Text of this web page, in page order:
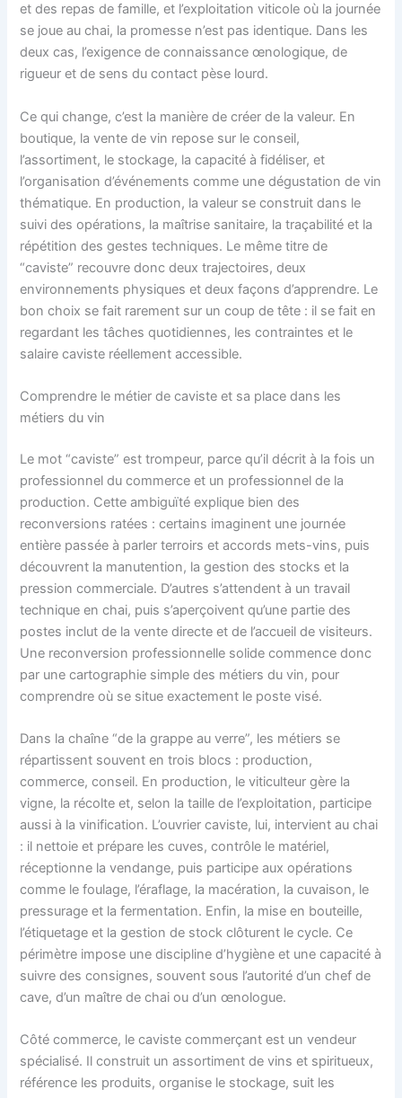
et des repas de famille, et l’exploitation viticole où la journée
se joue au chai, la promesse n’est pas identique. Dans les
deux cas, l’exigence de connaissance œnologique, de
rigueur et de sens du contact pèse lourd.
Ce qui change, c’est la manière de créer de la valeur. En
boutique, la vente de vin repose sur le conseil,
l’assortiment, le stockage, la capacité à fidéliser, et
l’organisation d’événements comme une dégustation de vin
thématique. En production, la valeur se construit dans le
suivi des opérations, la maîtrise sanitaire, la traçabilité et la
répétition des gestes techniques. Le même titre de
“caviste” recouvre donc deux trajectoires, deux
environnements physiques et deux façons d’apprendre. Le
bon choix se fait rarement sur un coup de tête : il se fait en
regardant les tâches quotidiennes, les contraintes et le
salaire caviste réellement accessible.
Comprendre le métier de caviste et sa place dans les
métiers du vin
Le mot “caviste” est trompeur, parce qu’il décrit à la fois un
professionnel du commerce et un professionnel de la
production. Cette ambiguïté explique bien des
reconversions ratées : certains imaginent une journée
entière passée à parler terroirs et accords mets-vins, puis
découvrent la manutention, la gestion des stocks et la
pression commerciale. D’autres s’attendent à un travail
technique en chai, puis s’aperçoivent qu’une partie des
postes inclut de la vente directe et de l’accueil de visiteurs.
Une reconversion professionnelle solide commence donc
par une cartographie simple des métiers du vin, pour
comprendre où se situe exactement le poste visé.
Dans la chaîne “de la grappe au verre”, les métiers se
répartissent souvent en trois blocs : production,
commerce, conseil. En production, le viticulteur gère la
vigne, la récolte et, selon la taille de l’exploitation, participe
aussi à la vinification. L’ouvrier caviste, lui, intervient au chai
: il nettoie et prépare les cuves, contrôle le matériel,
réceptionne la vendange, puis participe aux opérations
comme le foulage, l’éraflage, la macération, la cuvaison, le
pressurage et la fermentation. Enfin, la mise en bouteille,
l’étiquetage et la gestion de stock clôturent le cycle. Ce
périmètre impose une discipline d’hygiène et une capacité à
suivre des consignes, souvent sous l’autorité d’un chef de
cave, d’un maître de chai ou d’un œnologue.
Côté commerce, le caviste commerçant est un vendeur
spécialisé. Il construit un assortiment de vins et spiritueux,
référence les produits, organise le stockage, suit les